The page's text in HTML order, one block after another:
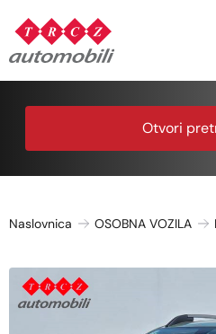
Otvori
Naslovnica OSOBNA VOZILA